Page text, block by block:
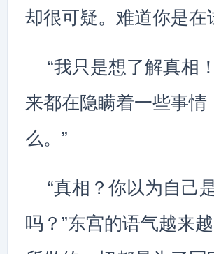
却很可疑。难道你是在
“我只是想了解真相
来都在隐瞒着一些事
么。”
“真相？你以为自己
吗？”东宫的语气越来